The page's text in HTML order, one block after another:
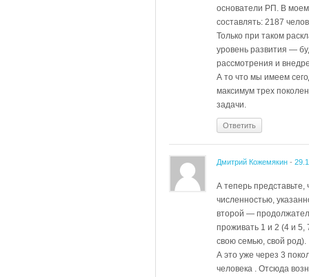
основатели РП. В
составлять: 2187
Только при таком
уровень развития —
рассмотрения и
А то что мы имеем
максимум трех
задачи.
Ответить
Дмитрий Кожемякин -
А теперь представьте,
численностью,
второй —
проживать 1 и 2 (4 и 5,
свою семью, свой род).
А это уже через 3
человека . Отсюда